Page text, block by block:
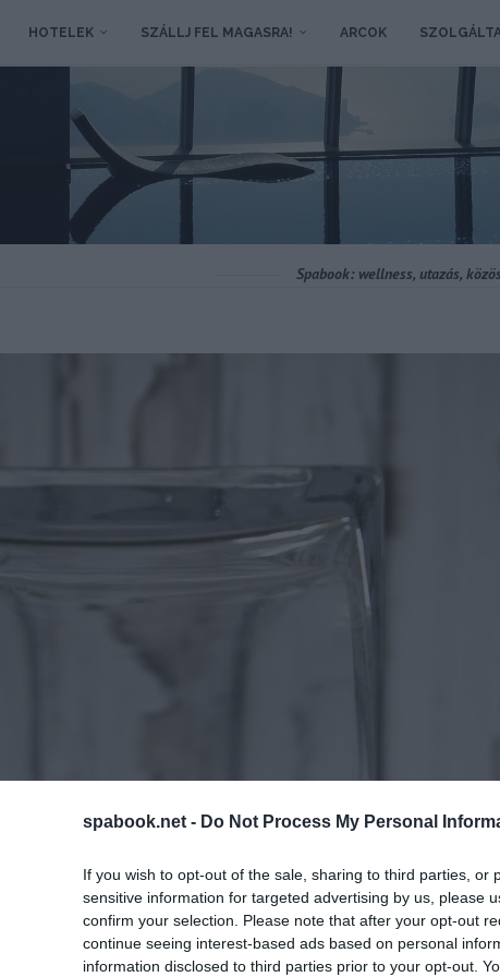
spabook.net - Do Not Process My Personal
If you wish to opt-out of the sale, sharing to third parties, or
sensitive information for targeted advertising by us, please
confirm your selection. Please note that after your opt-out
continue seeing interest-based ads based on personal
information disclosed to third parties prior to your opt-out.
HOTELEK SZÁLLJ FEL MAGASRA! ARCOK
Spabook: wellness, utazás,